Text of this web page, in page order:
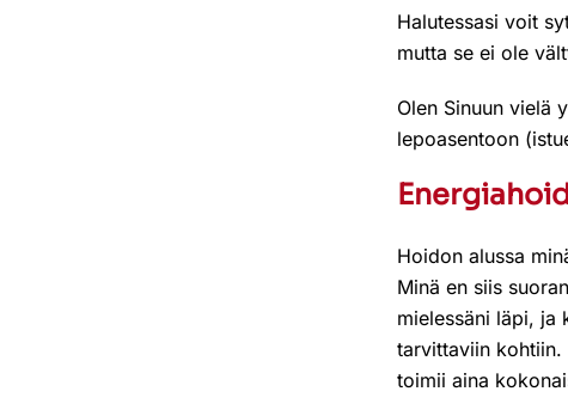
Halutessasi voit
mutta se ei ole
Olen Sinuun vielä
lepoasentoon
Hoidon alussa
Minä en siis
mielessäni läpi, ja
tarvittaviin kohtiin.
toimii aina